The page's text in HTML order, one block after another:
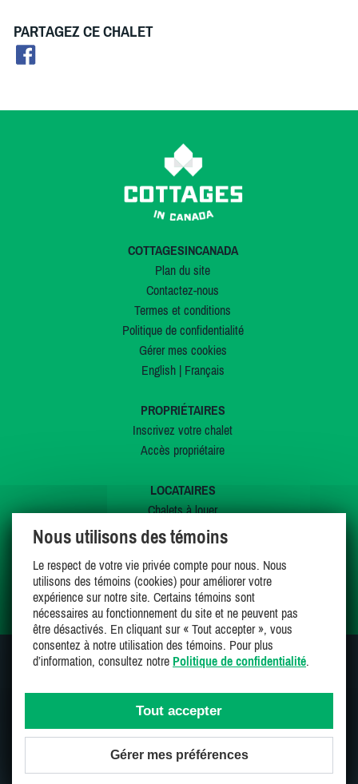
PARTAGEZ CE CHALET
COTTAGESINCANADA
Plan du site
Contactez-nous
Termes et conditions
Politique de confidentialité
Gérer mes cookies
English| Français
PROPRIÉTAIRES
Inscrivez votre chalet
Accès propriétaire
LOCATAIRES
Chalets à louer
Chalets à vendre
Offres spéciales
Mes favoris
SUIVEZ-NOUS SUR
Une entreprise 100% canadienne et fière de l'être
Nous utilisons des témoins
Le respect de votre vie privée compte pour nous. Nous
utilisons des témoins (cookies) pour améliorer votre
expérience sur notre site. Certains témoins sont
nécessaires au fonctionnement du site et ne peuvent pas
être désactivés. En cliquant sur « Tout accepter », vous
consentez à notre utilisation des témoins. Pour plus
d’information, consultez notre Politique de confidentialité.
Tout accepter
Gérer mes préférences